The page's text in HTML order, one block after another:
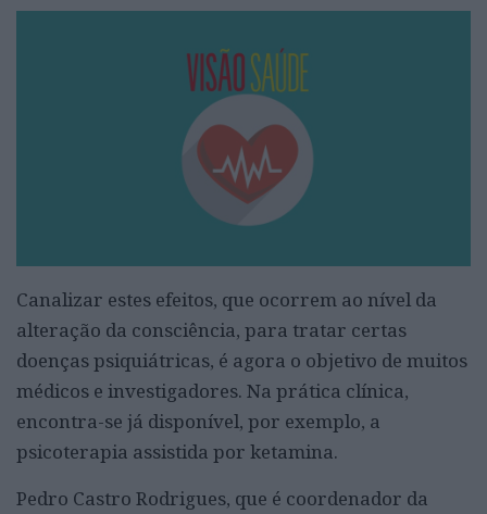
Canalizar estes efeitos, que ocorrem ao nível da
alteração da consciência, para tratar certas
doenças psiquiátricas, é agora o objetivo de muitos
médicos e investigadores. Na prática clínica,
encontra-se já disponível, por exemplo, a
psicoterapia assistida por ketamina.
Pedro Castro Rodrigues, que é coordenador da